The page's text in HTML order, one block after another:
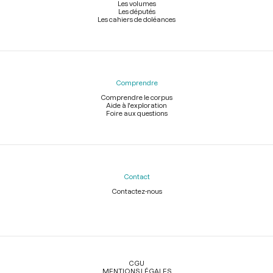
Les volumes
Les députés
Les cahiers de doléances
Comprendre
Comprendre le corpus
Aide à l'exploration
Foire aux questions
Contact
Contactez-nous
Légal
CGU
MENTIONS LÉGALES